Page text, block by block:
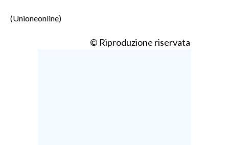
(Unioneonline)
© Riproduzione riservata